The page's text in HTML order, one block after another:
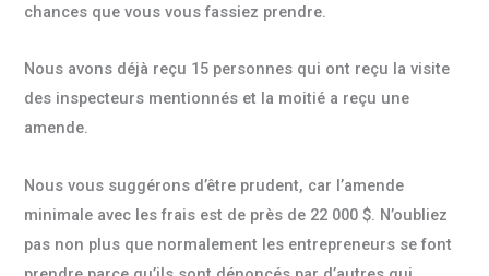
chances que vous vous fassiez prendre.
Nous avons déjà reçu 15 personnes qui ont reçu la visite
des inspecteurs mentionnés et la moitié a reçu une
amende.
Nous vous suggérons d’être prudent, car l’amende
minimale avec les frais est de près de 22 000 $. N’oubliez
pas non plus que normalement les entrepreneurs se font